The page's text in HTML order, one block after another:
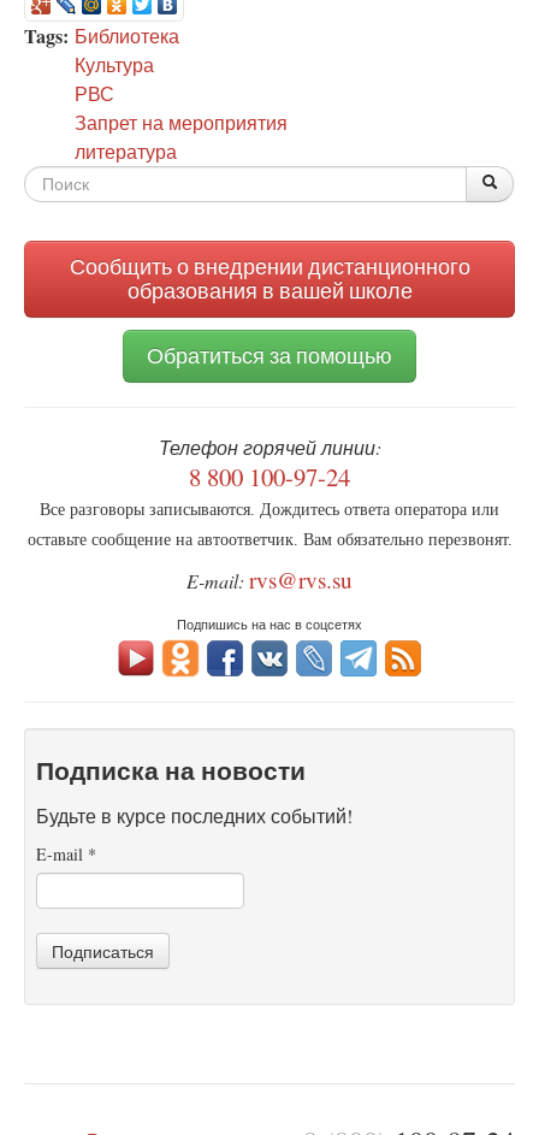
Tags: Библиотека
Культура
РВС
Запрет на мероприятия
литература
Форма
Сообщить о внедрении дистанционного
образования в вашей школе
Обратиться за помощью
Телефон горячей линии:
8 800 100-97-24
Все разговоры записываются. Дождитесь ответа оператора или
оставьте сообщение на автоответчик. Вам обязательно перезвонят.
E-mail: rvs@rvs.su
Подпишись на нас в соцсетях
Подписка на новости
Будьте в курсе последних событий!
E-mail *
Подписаться